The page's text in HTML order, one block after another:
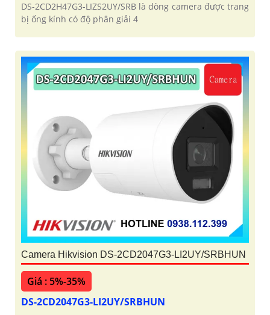
DS-2CD2H47G3-LIZS2UY/SRB là dòng camera được trang
bị ống kính có độ phân giải 4
Camera Hikvision DS-2CD2047G3-LI2UY/SRBHUN
Giá : 5%-35%
DS-2CD2047G3-LI2UY/SRBHUN